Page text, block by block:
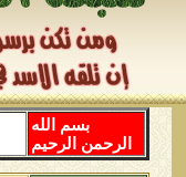
بسم الله
الرحمن الرحيم